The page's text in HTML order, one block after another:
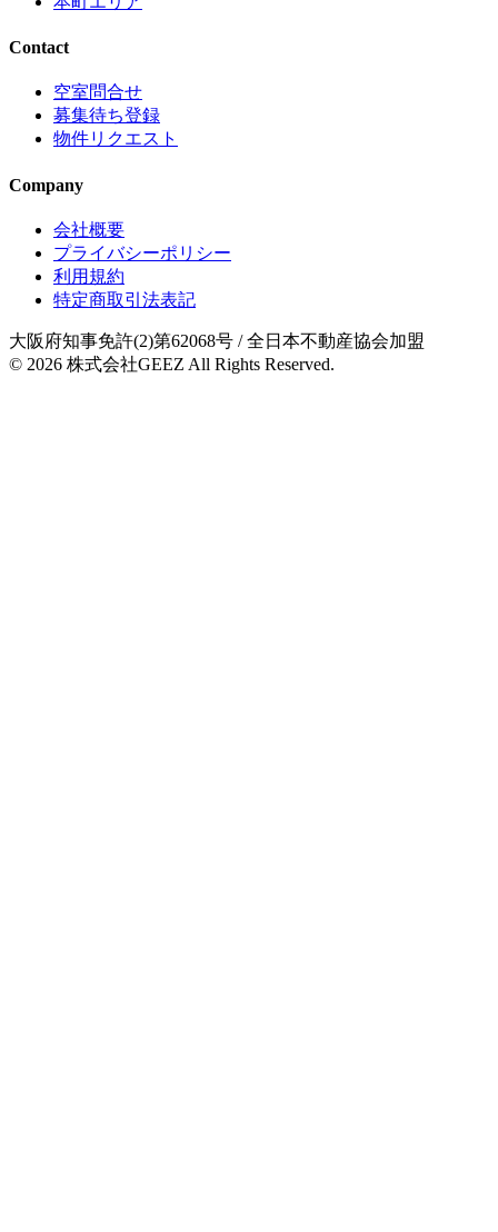
Contact
空室問合せ
募集待ち登録
物件リクエスト
Company
会社概要
プライバシーポリシー
利用規約
特定商取引法表記
大阪府知事免許(2)第62068号 / 全日本不動産協会加盟
© 2026 株式会社GEEZ All Rights Reserved.